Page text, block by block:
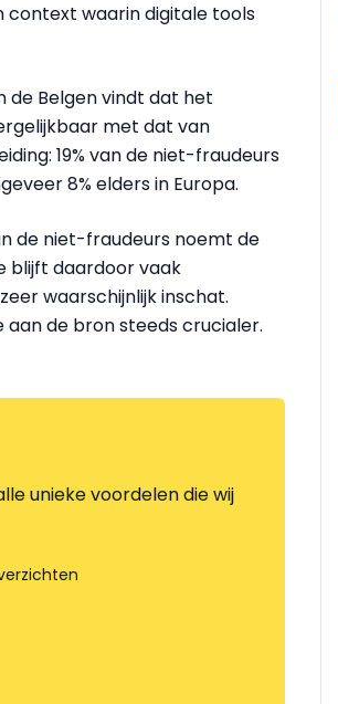
context waarin digitale tools
de Belgen vindt dat het
met dat van
19% van de niet-fraudeurs
8% elders in Europa.
de niet-fraudeurs noemt de
blijft daardoor vaak
waarschijnlijk inschat.
de bron steeds crucialer.
unieke voordelen die wij